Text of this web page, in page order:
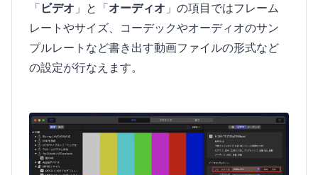
「 ビデオ 」と「オーディオ 」の項目ではフレーム
レートやサイズ、コーデックやオーディオのサン
プルレートなど書き出す動画ファイルの形式など
の設定が行なえます。